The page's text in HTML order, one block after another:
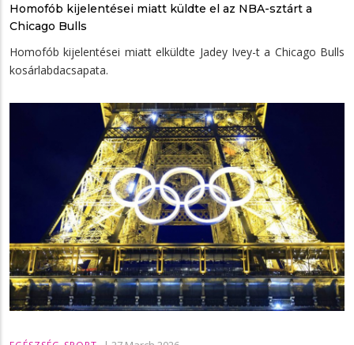
Homofób kijelentései miatt küldte el az NBA-sztárt a
Chicago Bulls
Homofób kijelentései miatt elküldte Jadey Ivey-t a Chicago Bulls
kosárlabdacsapata.